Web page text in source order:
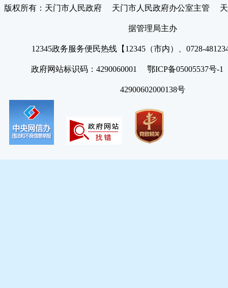
版权所有：天门市人民政府 天门市人民政府办公室主管 天
据管理局主办
12345政务服务便民热线【12345（市内）、0728-
政府网站标识码：4290060001 鄂ICP备05005537号
42900602000138号